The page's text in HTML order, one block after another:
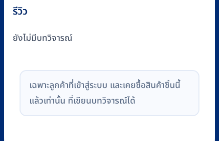
รีวิว
ยังไม่มีบทวิจารณ์
เฉพาะลูกค้าที่เข้าสู่ระบบ และเคยซื้อสินค้าชิ้นนี้
แล้วเท่านั้น ที่เขียนบทวิจารณ์ได้